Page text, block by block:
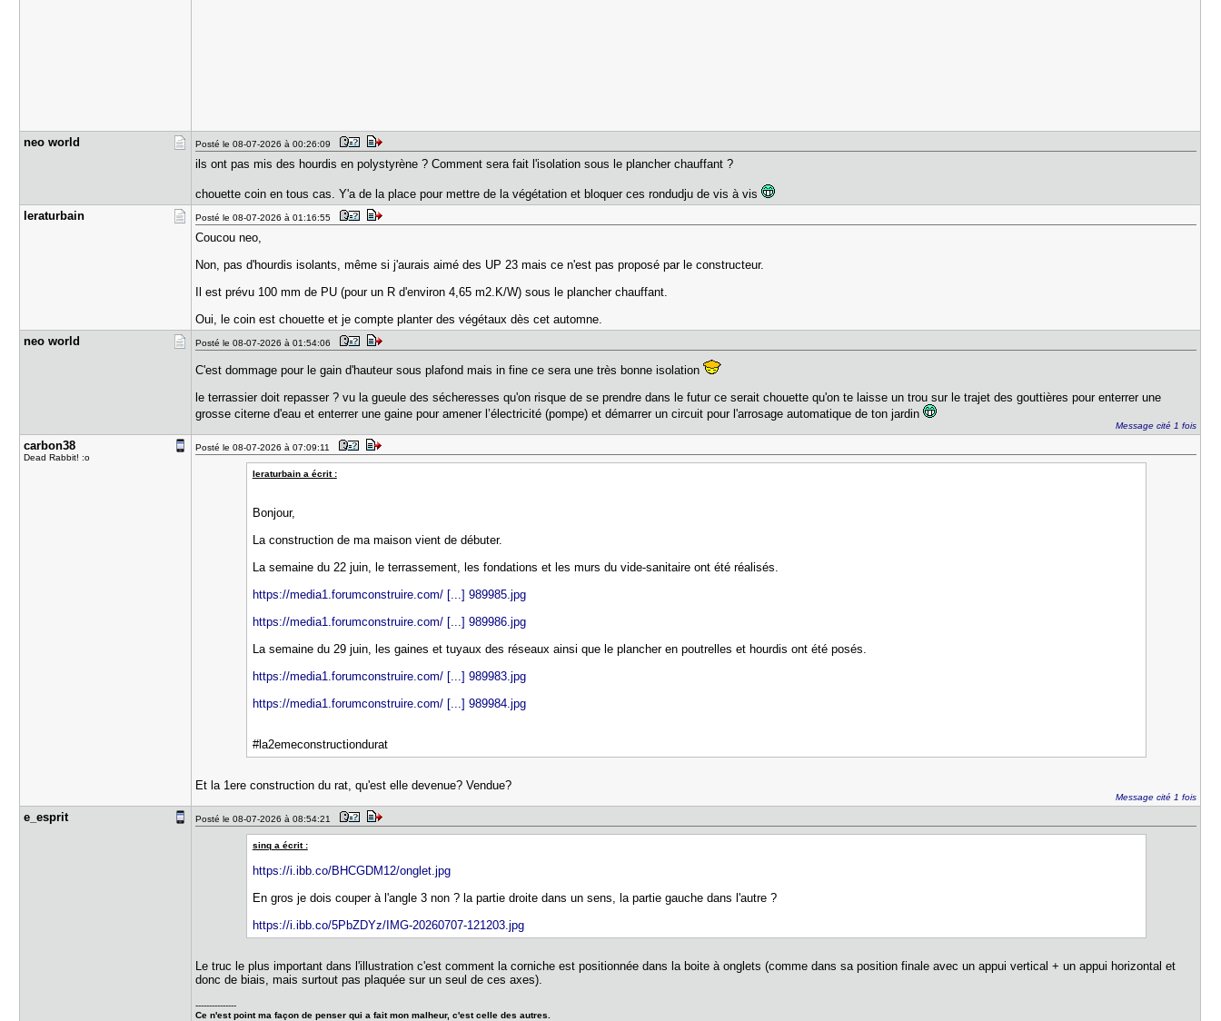
neo world Posté le 08-07-2026 à 00:26:09
ils ont pas mis des hourdis en polystyrène ? Comment sera fait l'isolation sous le plancher chauffant ?
chouette coin en tous cas. Y'a de la place pour mettre de la végétation et bloquer ces rondudju de vis à vis
leraturbai​n
Posté le 08-07-2026 à 01:16:55
Coucou neo,
Non, pas d'hourdis isolants, même si j'aurais aimé des UP 23 mais ce n'est pas proposé par le constructeur.
Il est prévu 100 mm de PU (pour un R d'environ 4,65 m2.K/W) sous le plancher chauffant.
Oui, le coin est chouette et je compte planter des végétaux dès cet automne.
neo world
Posté le 08-07-2026 à 01:54:06
C'est dommage pour le gain d'hauteur sous plafond mais in fine ce sera une très bonne isolation
le terrassier doit repasser ? vu la gueule des sécheresses qu'on risque de se prendre dans le futur ce serait chouette qu'on te laisse un trou sur le trajet des gouttières pour enterrer une
grosse citerne d'eau et enterrer une gaine pour amener l’électricité (pompe) et démarrer un circuit pour l'arrosage automatique de ton jardin
Message cité 1 fois
carbon38
Dead Rabbit! :o
Posté le 08-07-2026 à 07:09:11
leraturbain a écrit :
Bonjour,
La construction de ma maison vient de débuter.
La semaine du 22 juin, le terrassement, les fondations et les murs du vide-sanitaire ont été réalisés.
https://media1.forumconstruire.com/ [...] 989985.jpg
https://media1.forumconstruire.com/ [...] 989986.jpg
La semaine du 29 juin, les gaines et tuyaux des réseaux ainsi que le plancher en poutrelles et hourdis ont été posés.
https://media1.forumconstruire.com/ [...] 989983.jpg
https://media1.forumconstruire.com/ [...] 989984.jpg
#la2emeconstructiondurat
Et la 1ere construction du rat, qu'est elle devenue? Vendue?
Message cité 1 fois
e_esprit Posté le 08-07-2026 à 08:54:21
sinq a écrit :
https://i.ibb.co/BHCGDM12/onglet.jpg
En gros je dois couper à l'angle 3 non ? la partie droite dans un sens, la partie gauche dans l'autre ?
https://i.ibb.co/5PbZDYz/IMG-20260707-121203.jpg
Le truc le plus important dans l'illustration c'est comment la corniche est positionnée dans la boite à onglets (comme dans sa position finale avec un appui vertical + un appui horizontal et
donc de biais, mais surtout pas plaquée sur un seul de ces axes).
---------------
Ce n'est point ma façon de penser qui a fait mon malheur, c'est celle des autres.